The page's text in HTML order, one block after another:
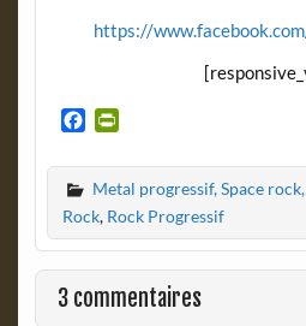
https://
c
e
b
o
o
k
i
n
t
F
r
i
e
Metal progressif, Space
Rock, Rock Progressif
3 commentaires